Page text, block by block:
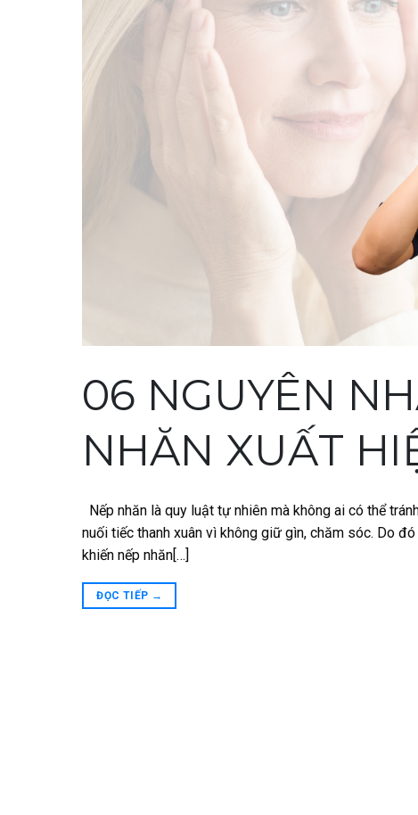
06 NGUYÊN
NHĂN XUẤT
Nếp nhăn là quy luật tự nhiên mà không ai có thể
nuối tiếc thanh xuân vì không giữ gìn, chăm sóc. Do
khiến nếp nhăn[…]
ĐỌC TIẾP →